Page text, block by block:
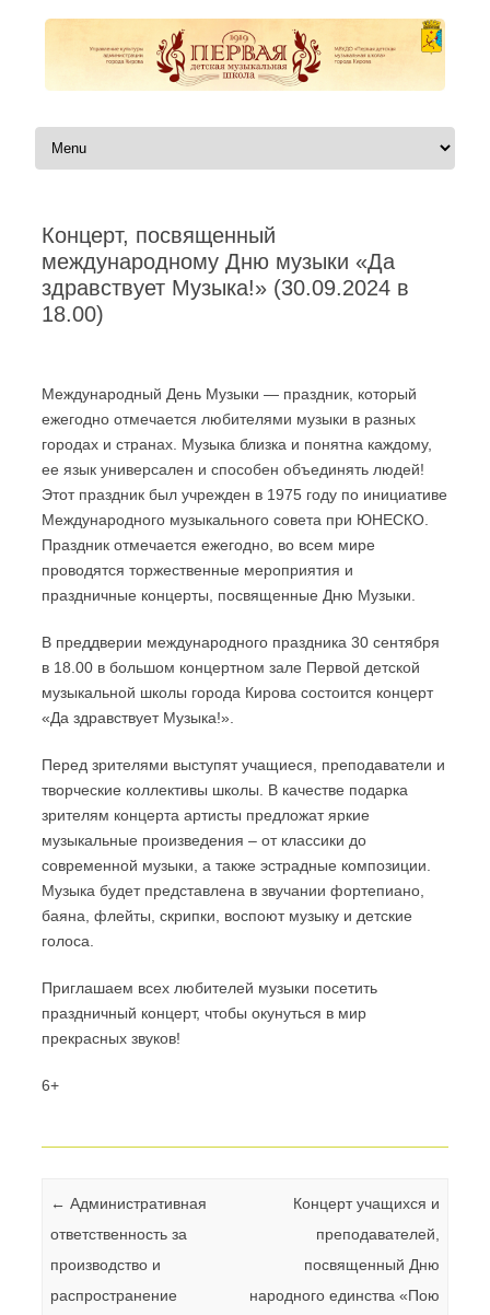
Перейти к содержимому
Концерт, посвященный
международному Дню музыки «Да
здравствует Музыка!» (30.09.2024 в
18.00)
Международный День Музыки — праздник, который
ежегодно отмечается любителями музыки в разных
городах и странах. Музыка близка и понятна каждому,
ее язык универсален и способен объединять людей!
Этот праздник был учрежден в 1975 году по инициативе
Международного музыкального совета при ЮНЕСКО.
Праздник отмечается ежегодно, во всем мире
проводятся торжественные мероприятия и
праздничные концерты, посвященные Дню Музыки.
В преддверии международного праздника 30 сентября
в 18.00 в большом концертном зале Первой детской
музыкальной школы города Кирова состоится концерт
«Да здравствует Музыка!».
Перед зрителями выступят учащиеся, преподаватели и
творческие коллективы школы. В качестве подарка
зрителям концерта артисты предложат яркие
музыкальные произведения – от классики до
современной музыки, а также эстрадные композиции.
Музыка будет представлена в звучании фортепиано,
баяна, флейты, скрипки, воспоют музыку и детские
голоса.
Приглашаем всех любителей музыки посетить
праздничный концерт, чтобы окунуться в мир
прекрасных звуков!
6+
Навигация по записям
← Административная
ответственность за
производство и
распространение
Концерт учащихся и
преподавателей,
посвященный Дню
народного единства «Пою